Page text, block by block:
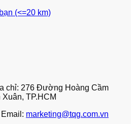
(<=20 km)
chỉ: 276 Đường Hoàng Cầm
TP.HCM
Email: marketing@tqg.com.vn